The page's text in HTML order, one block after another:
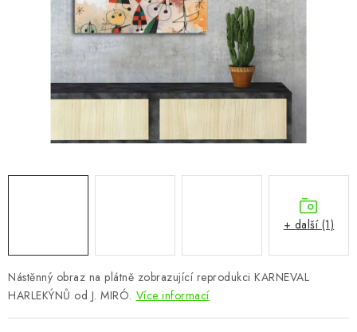
CHOVATELSKÉ POTŘEBY
DOPLŇKY A DEKORACE
ZAHRADA
OSTATNÍ
Vše o nákupu Info
Reklamace a odstoupení od smlouvy
Kontakty
Bonusový program NBM+
Nástěnný obraz na plátně zobrazující reprodukci KARNEVAL
HARLEKÝNŮ od J. MIRÓ. Více informací
+ další (1)